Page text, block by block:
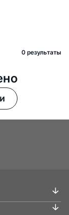
0 pезультаты